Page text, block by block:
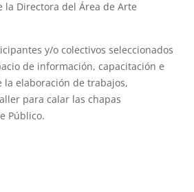
la Directora del Área de Arte
y/o colectivos seleccionados
de información, capacitación e
elaboración de trabajos,
para calar las chapas
Público.